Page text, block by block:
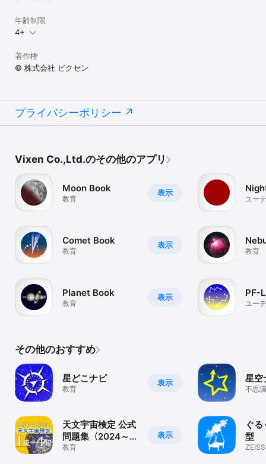
年齢制限
4+
著作権
© 株式会社 ビクセン
プライバシーポリシー
Vixen Co.,Ltd.のその他のアプリ
表示
Moon Book
教育
表示
Comet Book
教育
表示
Planet Book
教育
ユー
教育
PF-
ユー
その他のおすすめ
表示
星どこナビ
教育
表示
天文宇宙検定 公式
問題集〈2024～
2025年版〉
教育
星空
不思
ぐ
型